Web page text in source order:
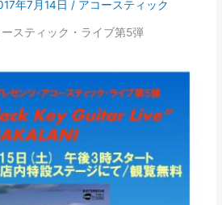
年7月14日 / アコースティック
スティック・ライブ第5弾